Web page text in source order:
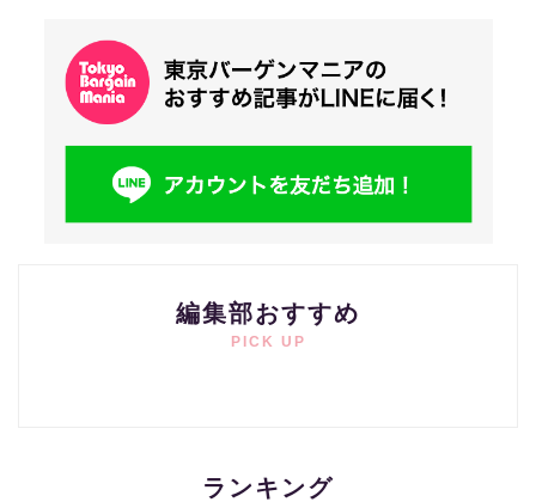
編集部おすすめ
PICK UP
ランキング